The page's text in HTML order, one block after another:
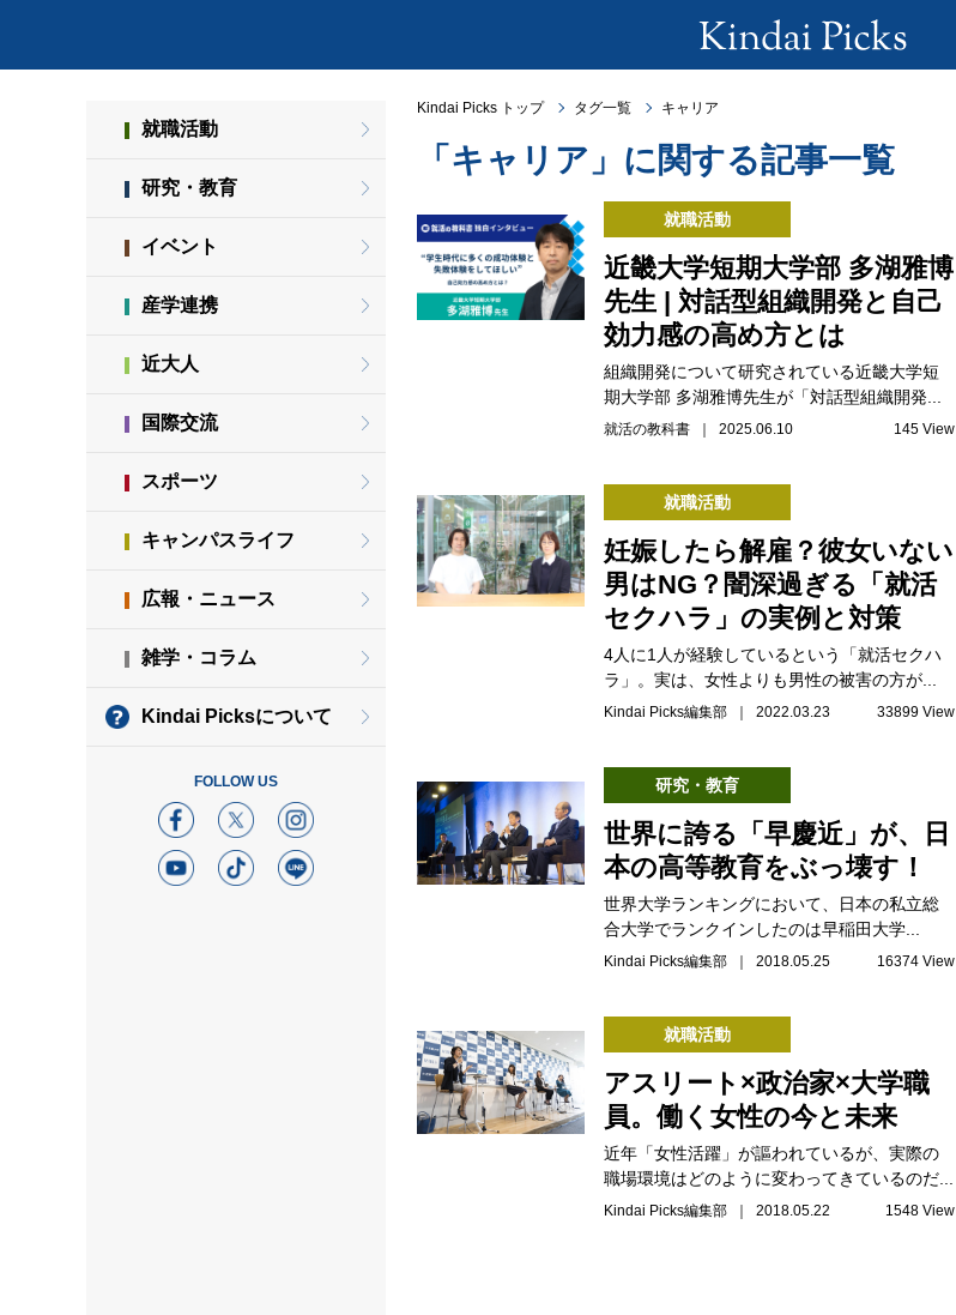
Kindai Picks トップ タグ一覧 キャリア
「キャリア」に関する記事一覧
就職活動
近畿大学短期大学部 多湖雅博
先生 | 対話型組織開発と自己
効力感の高め方とは
組織開発について研究されている近畿大学短
期大学部 多湖雅博先生が「対話型組織開発...
就活の教科書 ｜ 2025.06.10 145 View
就職活動
妊娠したら解雇？彼女いない
男はNG？闇深過ぎる「就活
セクハラ」の実例と対策
4人に1人が経験しているという「就活セクハ
ラ」。実は、女性よりも男性の被害の方が...
Kindai Picks編集部 ｜ 2022.03.23 33899 View
研究・教育
世界に誇る「早慶近」が、日
本の高等教育をぶっ壊す！
世界大学ランキングにおいて、日本の私立総
合大学でランクインしたのは早稲田大学...
Kindai Picks編集部 ｜ 2018.05.25 16374 View
就職活動
アスリート×政治家×大学職
員。働く女性の今と未来
近年「女性活躍」が謳われているが、実際の
職場環境はどのように変わってきているのだ...
Kindai Picks編集部 ｜ 2018.05.22 1548 View
就職活動
研究・教育
イベント
産学連携
近大人
国際交流
スポーツ
キャンパスライフ
広報・ニュース
雑学・コラム
Kindai Picksについて
FOLLOW US